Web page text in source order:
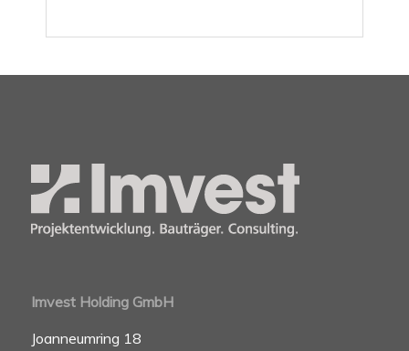
Imvest Holding GmbH
Joanneumring 18